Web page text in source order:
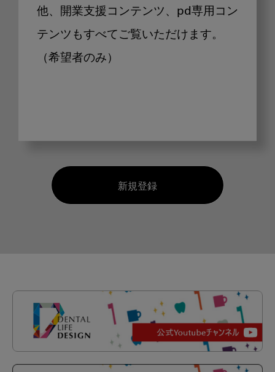
他、開業支援コンテンツ、pd専用コン
テンツもすべてご覧いただけます。
（希望者のみ）
新規登録